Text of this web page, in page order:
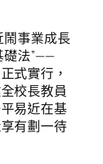
鬧事業成長
礎法”——
式實行，
校長教員
易近在基
有劃一待